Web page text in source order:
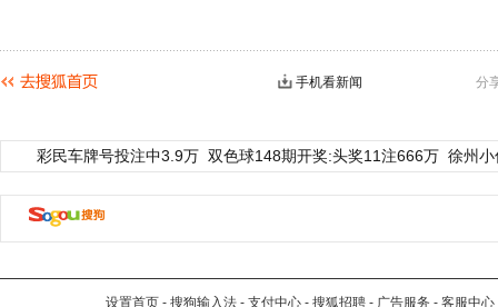
分
手机看新闻
彩民车牌号投注中3.9万 双色球148期开奖:头奖11注666万 徐州
设置首页 - 搜狗输入法 - 支付中心 - 搜狐招聘 - 广告服务 - 客服中心